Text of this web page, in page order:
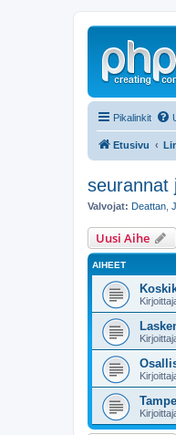
Pikalinkit
Etusivu
seurannat
Valvojat: Deattan
Uusi Aihe
AIHEET